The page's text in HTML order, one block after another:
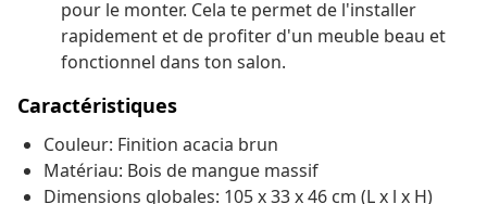
pour le monter. Cela te permet de l'installer
rapidement et de profiter d'un meuble beau et
fonctionnel dans ton salon.
Caractéristiques
Couleur: Finition acacia brun
Matériau: Bois de mangue massif
Dimensions globales: 105 x 33 x 46 cm (L x l x H)